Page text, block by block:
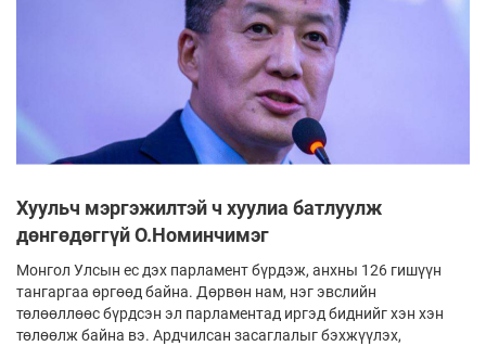
Хуульч мэргэжилтэй ч хуулиа батлуулж
дөнгөдөггүй О.Номинчимэг
Монгол Улсын ес дэх парламент бүрдэж, анхны 126 гишүүн
тангаргаа өргөөд байна. Дөрвөн нам, нэг эвслийн
төлөөллөөс бүрдсэн эл парламентад иргэд биднийг хэн хэн
төлөөлж байна вэ. Ардчилсан засаглалыг бэхжүүлэх,